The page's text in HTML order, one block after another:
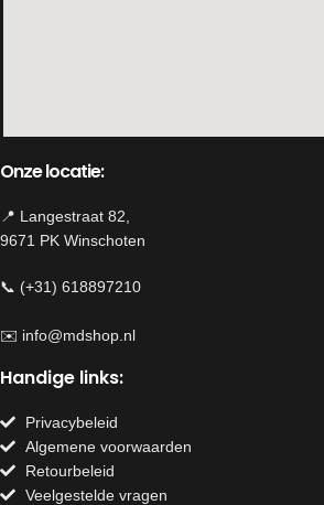
Onze locatie:
📍 Langestraat 82,
9671 PK Winschoten
📞 (+31) 618897210
✉️ info@mdshop.nl
Handige links:
Privacybeleid
Algemene voorwaarden
Retourbeleid
Veelgestelde vragen